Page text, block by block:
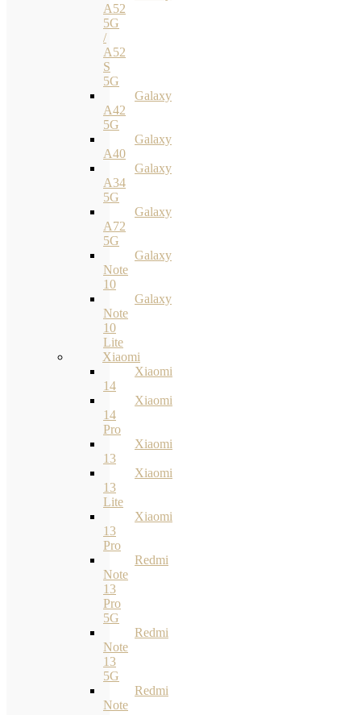
A52
5G
/
A52
S
5G
Galaxy
A42
5G
Galaxy
A40
Galaxy
A34
5G
Galaxy
A72
5G
Galaxy
Note
10
Galaxy
Note
10
Lite
Xiaomi
Xiaomi
14
Xiaomi
14
Pro
Xiaomi
13
Xiaomi
13
Lite
Xiaomi
13
Pro
Redmi
Note
13
Pro
5G
Redmi
Note
13
5G
Redmi
Note